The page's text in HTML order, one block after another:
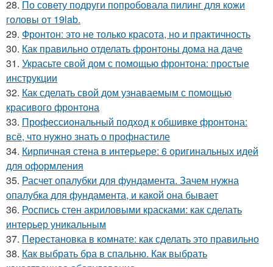
28. По совету подруги попробовала пилинг для кожи
головы от 19lab.
29. Фронтон: это не только красота, но и практичность
30. Как правильно отделать фронтоны дома на даче
31. Украсьте свой дом с помощью фронтона: простые
инструкции
32. Как сделать свой дом узнаваемым с помощью
красивого фронтона
33. Профессиональный подход к обшивке фронтона:
всё, что нужно знать о профнастиле
34. Кирпичная стена в интерьере: 6 оригинальных идей
для оформления
35. Расчет опалубки для фундамента. Зачем нужна
опалубка для фундамента, и какой она бывает
36. Роспись стен акриловыми красками: как сделать
интерьер уникальным
37. Перестановка в комнате: как сделать это правильно
38. Как выбрать бра в спальню. Как выбрать